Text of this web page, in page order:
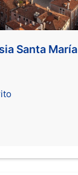
Santa María